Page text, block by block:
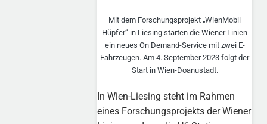
Mit dem Forschungsprojekt „WienMobil
Hüpfer“ in Liesing starten die Wiener Linien
ein neues On Demand-Service mit zwei E-
Fahrzeugen. Am 4. September 2023 folgt der
Start in Wien-Doanustadt.
In Wien-Liesing steht im Rahmen
eines Forschungsprojekts der Wiener